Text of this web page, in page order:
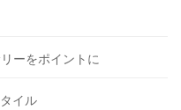
ーをポイントに
イル